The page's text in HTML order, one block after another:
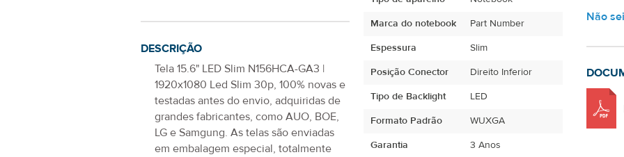
DESCRIÇÃO
Tela 15.6" LED Slim N156HCA-GA3 |
1920x1080 Led Slim 30p, 100% novas e
testadas antes do envio, adquiridas de
grandes fabricantes, como AUO, BOE,
LG e Samgung. As telas são enviadas
em embalagem especial, totalmente
Marca do notebook
Part Number
Espessura
Slim
Posição Conector
Direito Inferior
Tipo de Backlight
LED
Formato Padrão
WUXGA
Garantia
3 Anos
Não